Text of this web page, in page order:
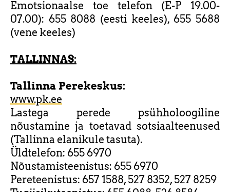
Emotsionaalse toe telefon (E-P 19.00-
07.00): 655 8088 (eesti keeles), 655 5688
(vene keeles)
TALLINNAS:
Tallinna Perekeskus:
www.pk.ee
Lastega perede psühholoogiline
nõustamine ja toetavad sotsiaalteenused
(Tallinna elanikule tasuta).
Üldtelefon: 655 6970
Nõustamisteenistus: 655 6970
Pereteenistus: 657 1588, 527 8352, 527 8259